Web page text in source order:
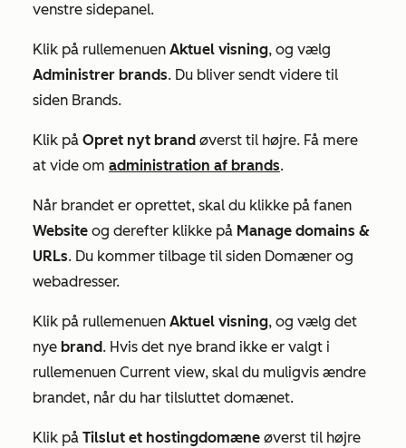
venstre sidepanel.
Klik på rullemenuen Aktuel visning, og vælg
Administrer brands. Du bliver sendt videre til
siden Brands.
Klik på Opret nyt brand øverst til højre. Få mere
at vide om administration af brands.
Når brandet er oprettet, skal du klikke på fanen
Website og derefter klikke på Manage domains &
URLs. Du kommer tilbage til siden Domæner og
webadresser.
Klik på rullemenuen Aktuel visning, og vælg det
nye brand. Hvis det nye brand ikke er valgt i
rullemenuen Current view, skal du muligvis ændre
brandet, når du har tilsluttet domænet.
Klik på Tilslut et hostingdomæne øverst til højre